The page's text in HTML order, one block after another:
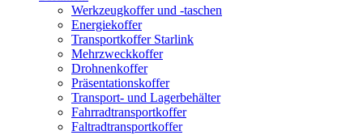
Werkzeugkoffer und -taschen
Energiekoffer
Transportkoffer Starlink
Mehrzweckkoffer
Drohnenkoffer
Präsentationskoffer
Transport- und Lagerbehälter
Fahrradtransportkoffer
Faltradtransportkoffer